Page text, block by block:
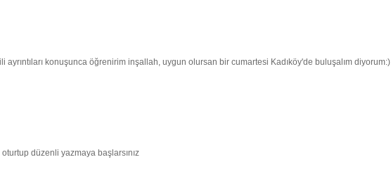
ayrıntıları konuşunca öğrenirim inşallah, uygun olursan bir cumartesi Kadıköy'de buluşalım diyorum:)
düzenli yazmaya başlarsınız